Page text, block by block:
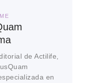
de Actilife,
en